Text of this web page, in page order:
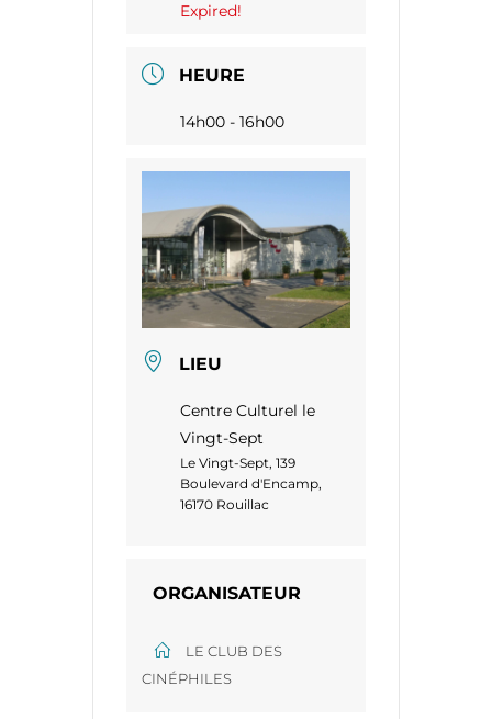
Expired!
HEURE
14h00 - 16h00
LIEU
Centre Culturel le
Vingt-Sept
Le Vingt-Sept, 139
Boulevard d'Encamp,
16170 Rouillac
ORGANISATEUR
LE CLUB DES
CINÉPHILES